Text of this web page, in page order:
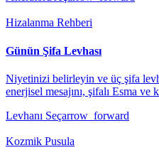
Hizalanma Rehberi
Günün Şifa Levhası
Niyetinizi belirleyin ve üç şifa
enerjisel mesajını, şifalı Esma ve
Levhanı Seçarrow_forward
Kozmik Pusula